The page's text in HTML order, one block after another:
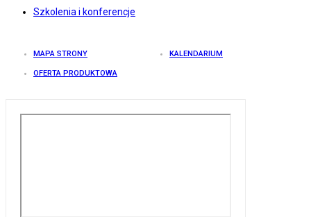
Szkolenia i konferencje
MAPA STRONY KALENDARIUM
OFERTA PRODUKTOWA